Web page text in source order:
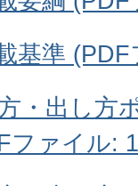
基準
・出し方
ファイル: